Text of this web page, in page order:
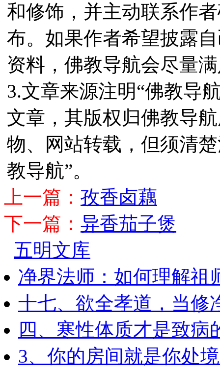
和修饰，并主动联系作
布。如果作者希望披露
资料，佛教导航会尽量
3.文章来源注明“佛教导
文章，其版权归佛教导
物、网站转载，但须清
教导航”。
上一篇： 孜香卤藕
下一篇： 异香茄子煲
五明文库
净界法师：如何理解祖
十七、欲全孝道，当修
四、寒性体质才是致病
3、你的房间就是你处